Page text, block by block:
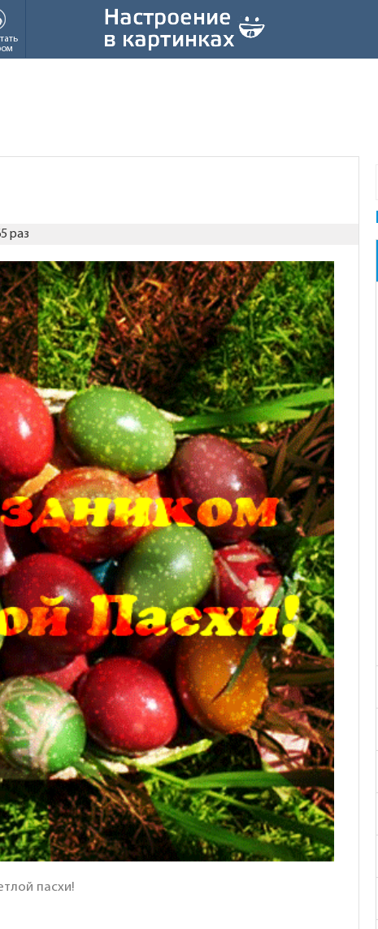
раз
пасхи!